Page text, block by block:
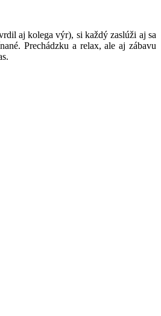
aj kolega výr), si každý zaslúži aj sa
Prechádzku a relax, ale aj zábavu